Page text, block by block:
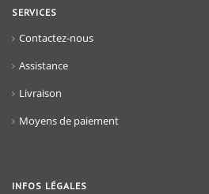
SERVICES
Contactez-nous
Assistance
Livraison
Moyens de paiement
INFOS LÉGALES